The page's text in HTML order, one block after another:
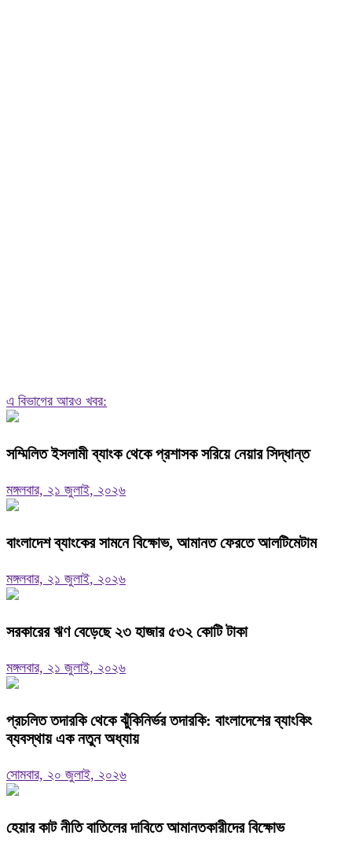
এ বিভাগের আরও খবর:
সম্মিলিত ইসলামী ব্যাংক থেকে প্রশাসক সরিয়ে নেয়ার সিদ্ধান্ত
মঙ্গলবার, ২১ জুলাই, ২০২৬
বাংলাদেশ ব্যাংকের সামনে বিক্ষোভ, আমানত ফেরতে আলটিমেটাম
মঙ্গলবার, ২১ জুলাই, ২০২৬
সরকারের ঋণ বেড়েছে ২৩ হাজার ৫৩২ কোটি টাকা
মঙ্গলবার, ২১ জুলাই, ২০২৬
প্রচলিত তদারকি থেকে ঝুঁকিনির্ভর তদারকি: বাংলাদেশের ব্যাংকিং
ব্যবস্থায় এক নতুন অধ্যায়
সোমবার, ২০ জুলাই, ২০২৬
হেয়ার কাট নীতি বাতিলের দাবিতে আমানতকারীদের বিক্ষোভ